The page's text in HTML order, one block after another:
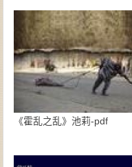
《霍乱之乱》池莉-pdf